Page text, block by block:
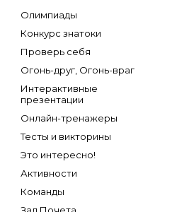
Олимпиады
Конкурс знатоки
Проверь себя
Огонь-друг, Огонь-враг
Интерактивные
презентации
Онлайн-тренажеры
Тесты и викторины
Это интересно!
Активности
Команды